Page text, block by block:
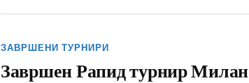
ЗАВРШЕНИ ТУРНИРИ
Завршен Рапид турнир Милан